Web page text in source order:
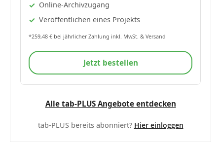
Online-Archivzugang
Veröffentlichen eines Projekts
*259,48 € bei jährlicher Zahlung inkl. MwSt. & Versand
Jetzt bestellen
Alle tab-PLUS Angebote entdecken
tab-PLUS bereits abonniert? Hier einloggen